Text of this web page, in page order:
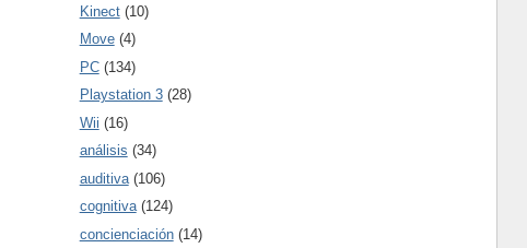
Kinect (10)
Move (4)
PC (134)
Playstation 3 (28)
Wii (16)
análisis (34)
auditiva (106)
cognitiva (124)
concienciación (14)